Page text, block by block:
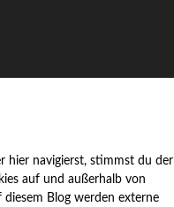
hier navigierst, stimmst du der
auf und außerhalb von
diesem Blog werden externe